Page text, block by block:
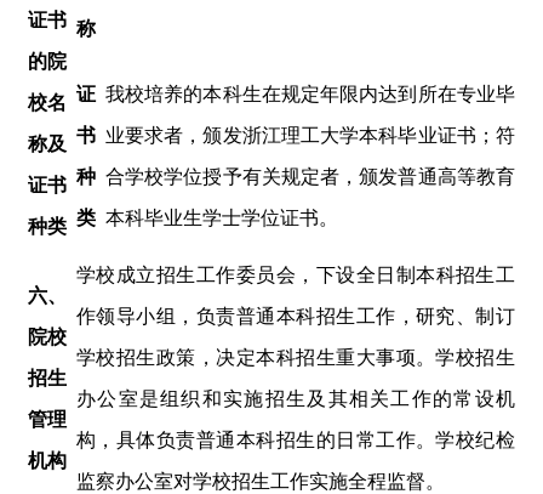
证书
的院
校名
称及
证书
种类
称
证
书
种
类
我校培养的本科生在规定年限内达到所在专业毕
业要求者，颁发浙江理工大学本科毕业证书；符
合学校学位授予有关规定者，颁发普通高等教育
本科毕业生学士学位证书。
六、
院校
招生
管理
机构
学校成立招生工作委员会， 下设全日制本科招生工
作领导小组，负责普通本科招生工作，研究、制订
学校招生政策，决定本科招生重大事项。学校招生
办公室是组织和实施招生及其相关工作的常设机
构，具体负责普通本科招生的日常工作。学校纪检
监察办公室对学校招生工作实施全程监督。